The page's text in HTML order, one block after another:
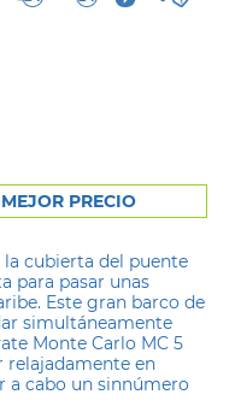
MEJOR PRECIO
cubierta del puente
para pasar unas
Este gran barco de
simultáneamente
Monte Carlo MC 5
relajadamente en
a cabo un sinnúmero